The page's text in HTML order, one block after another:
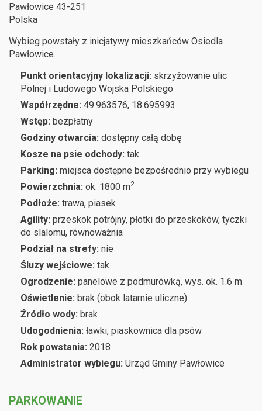
Pawłowice 43-251
Polska
Wybieg powstały z inicjatywy mieszkańców Osiedla
Pawłowice.
Punkt orientacyjny lokalizacji: skrzyżowanie ulic
Polnej i Ludowego Wojska Polskiego
Współrzędne: 49.963576, 18.695993
Wstęp: bezpłatny
Godziny otwarcia: dostępny całą dobę
Kosze na psie odchody: tak
Parking: miejsca dostępne bezpośrednio przy wybiegu
Powierzchnia: ok. 1800 m2
Podłoże: trawa, piasek
Agility: przeskok potrójny, płotki do przeskoków, tyczki
do slalomu, równoważnia
Podział na strefy: nie
Śluzy wejściowe: tak
Ogrodzenie: panelowe z podmurówką, wys. ok. 1.6 m
Oświetlenie: brak (obok latarnie uliczne)
Źródło wody: brak
Udogodnienia: ławki, piaskownica dla psów
Rok powstania: 2018
Administrator wybiegu: Urząd Gminy Pawłowice
PARKOWANIE